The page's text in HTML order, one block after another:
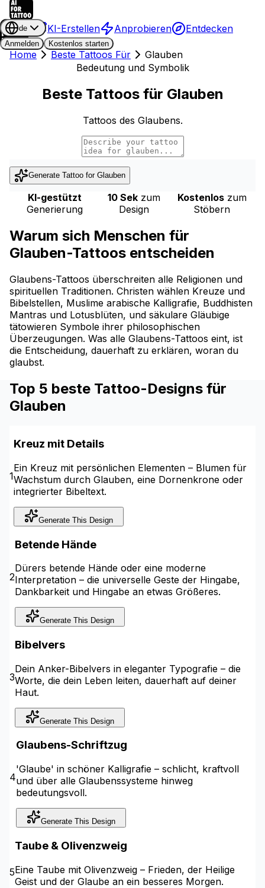
KI-Erstellen Anprobieren Entdecken
de
Anmelden
Kostenlos starten
Home Beste Tattoos Für
Glauben
Bedeutung und Symbolik
Beste Tattoos für Glauben
Tattoos des Glaubens.
Generate Tattoo for Glauben
KI-gestützt
Generierung
10 Sek zum
Design
Kostenlos zum
Stöbern
Warum sich Menschen für
Glauben-Tattoos entscheiden
Glaubens-Tattoos überschreiten alle Religionen und
spirituellen Traditionen. Christen wählen Kreuze und
Bibelstellen, Muslime arabische Kalligrafie, Buddhisten
Mantras und Lotusblüten, und säkulare Gläubige
tätowieren Symbole ihrer philosophischen
Überzeugungen. Was alle Glaubens-Tattoos eint, ist
die Entscheidung, dauerhaft zu erklären, woran du
glaubst.
Top 5 beste Tattoo-Designs für
Glauben
1
Kreuz mit Details
Ein Kreuz mit persönlichen Elementen – Blumen für
Wachstum durch Glauben, eine Dornenkrone oder
integrierter Bibeltext.
Generate This Design
2
Betende Hände
Dürers betende Hände oder eine moderne
Interpretation – die universelle Geste der Hingabe,
Dankbarkeit und Hingabe an etwas Größeres.
Generate This Design
3
Bibelvers
Dein Anker-Bibelvers in eleganter Typografie – die
Worte, die dein Leben leiten, dauerhaft auf deiner
Haut.
Generate This Design
4
Glaubens-Schriftzug
'Glaube' in schöner Kalligrafie – schlicht, kraftvoll
und über alle Glaubenssysteme hinweg
bedeutungsvoll.
Generate This Design
5
Taube & Olivenzweig
Eine Taube mit Olivenzweig – Frieden, der Heilige
Geist und der Glaube an ein besseres Morgen.